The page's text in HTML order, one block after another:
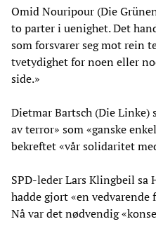
Omid Nouripour (Die
to parter i uenighet. Det
som forsvarer seg mot rein
tvetydighet for noen eller
side.»
Dietmar Bartsch (Die
av terror» som «ganske
bekreftet «vår solidaritet
SPD-leder Lars Klingbeil sa
hadde gjort «en
Nå var det nødvendig